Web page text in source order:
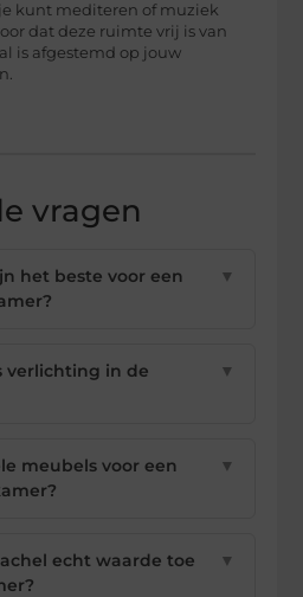
kunt mediteren of muziek
dat deze ruimte vrij is van
is afgestemd op jouw
vragen
het beste voor een
▼
verlichting in de
▼
meubels voor een
▼
echt waarde toe
▼